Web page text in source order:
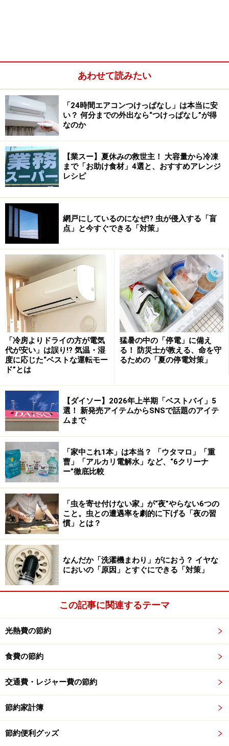
効率よく湿気を出すための正解は「ドアを
閉める」こと
結論からいうと、基本的には「浴室のドアは閉めて換気
扇を回す」のが正解です。
「開けておいた方が空気の通り道ができて、早く乾くの
では？」と思うかもしれません。しかし、換気扇の能力
を最大限に引き出すキーワードは「負圧（ふあつ）」に
あります。
換気扇は、浴室内の空気を強制的に外へ押し出す装置で
す。ドアをぴったりと閉め切った状態で換気扇を回す
と、浴室内の空気が外へ排出されることで室内の気圧が
下がり、外気を取り込もうとする強い力が働きます。こ
れが「負圧」の状態です。
最近の住宅の浴室ドアには、下部や上部に小さな空気の
取り入れ口（ガラリ）が設けられています。ドアを閉め
ることで、この小さなすき間から勢いよく空気が吸い込
まれ、浴室全体に効率的な空気の流れが生まれるので
す。
逆にドアを全開にしてしまうと、換気扇の近くにある空
気だけが入れ替わる「ショートサーキット」という現象
が起き、浴室の隅々の湿気が停滞してしまう原因になり
ます。
「窓の位置」によっては例外も
基本は「閉め切る」ことが正解ですが、浴室の構造によ
ってはドアや窓を開けた方がいいケースもあります。ポ
イントは、 「空気の入り口（窓やドア）」と「出口（換
気扇）」が対角線上にあるかどうか
もし、窓と換気扇が向かい合うような位置関係にあり、
流れが作れる場合は、窓を開けた方が短時間で一気に空
気を入れ替えられることがあります。
ご自身の家の浴室において、「閉め切った方が早いの
か」「少し開けた方が効率的なのか」を判断するのは難
しいものです。そこでおすすめしたいのが、
温湿度計を
使った実験です。入浴後にドアを閉めたパターンと、少
し開けたパターンで、どちらが早く湿度が下がるかを一
あわせて読みたい
「24時間エアコンつけっぱなし」は本当に安
い？ 何分までの外出なら“つけっぱなし”が得
なのか
【業スー】夏休みの救世主！ 大容量から冷凍
まで「お助け食材」4選と、おすすめアレンジ
レシピ
網戸にしているのになぜ!? 虫が侵入する「盲
点」と今すぐできる「対策」
「冷房よりドライの方が電気
代が安い」は誤り!? 気温・湿
度に応じた“ベストな運転モー
ド”とは
猛暑の中の「停電」に備え
る！ 防災士が教える、命を守
るための「夏の停電対策」
【ダイソー】2026年上半期「ベストバイ」5
選！ 新発売アイテムからSNSで話題のアイテ
ムまで
「家中これ1本」は本当？ 「ウタマロ」「重
曹」「アルカリ電解水」など、“6クリーナ
ー”徹底比較
「虫を寄せ付けない家」が“夜”やらない6つの
こと。虫との遭遇率を劇的に下げる「夜の習
慣」とは？
なんだか「洗濯機まわり」がにおう？ イヤな
においの「原因」とすぐにできる「対策」
この記事に関連するテーマ
光熱費の節約
食費の節約
交通費・レジャー費の節約
節約家計簿
節約便利グッズ